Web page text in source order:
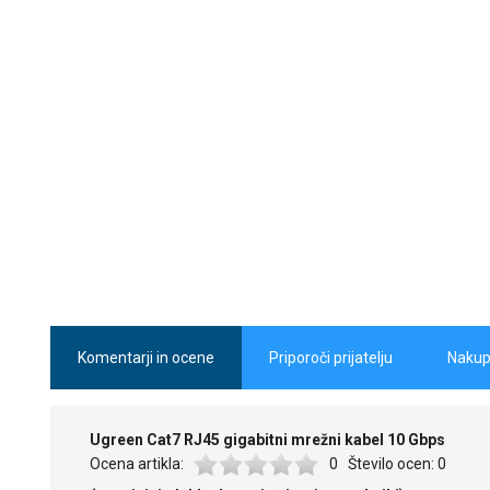
Komentarji in ocene
Priporoči prijatelju
Ugreen Cat7 RJ45 gigabitni mrežni kabel 10 Gbps
Ocena artikla:
0 Število ocen: 0